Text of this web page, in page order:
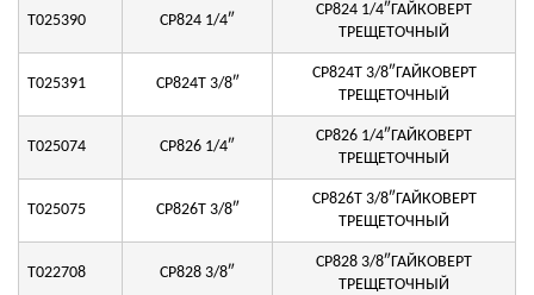
T025390 CP824 1/4″
CP824 1/4″ГАЙКОВЕРТ
ТРЕЩЕТОЧНЫЙ
T025391 CP824T 3/8″
CP824T 3/8″ГАЙКОВЕРТ
ТРЕЩЕТОЧНЫЙ
T025074 CP826 1/4″
CP826 1/4″ГАЙКОВЕРТ
ТРЕЩЕТОЧНЫЙ
T025075 CP826T 3/8″
CP826T 3/8″ГАЙКОВЕРТ
ТРЕЩЕТОЧНЫЙ
T022708 CP828 3/8″
CP828 3/8″ГАЙКОВЕРТ
ТРЕЩЕТОЧНЫЙ